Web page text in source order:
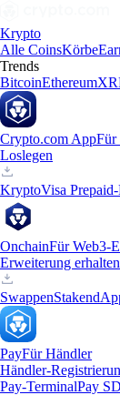
Krypto
Alle CoinsKörbe
Trends
BitcoinEthereum
Crypto.com AppFür
Loslegen
KryptoVisa
OnchainFür Web3-
Erweiterung erhalten
SwappenStaken
PayFür Händler
Händler-
Pay-TerminalPay